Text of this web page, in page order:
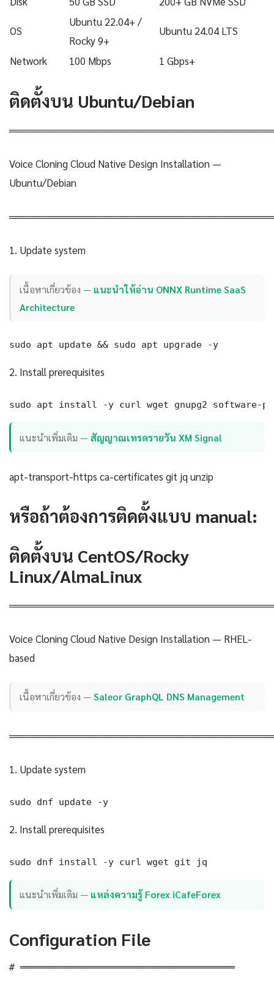
OS
Ubuntu 22.04+ /
Rocky 9+
Ubuntu 24.04 LTS
Network 100 Mbps 1 Gbps+
ติดตั้งบน Ubuntu/Debian
Voice Cloning Cloud Native Design Installation —
Ubuntu/Debian
1. Update system
เนื้อหาเกี่ยวข้อง — แนะนำให้อ่าน ONNX Runtime SaaS
Architecture
sudo apt update && sudo apt upgrade -y
2. Install prerequisites
sudo apt install -y curl wget gnupg2 software-
แนะนำเพิ่มเติม —สัญญาณเทรดรายวัน XM Signal
apt-transport-https ca-certificates git jq unzip
หรือถ้าต้องการติดตั้งแบบ manual:
ติดตั้งบน CentOS/Rocky
Linux/AlmaLinux
Voice Cloning Cloud Native Design Installation — RHEL-
based
เนื้อหาเกี่ยวข้อง —Saleor GraphQL DNS Management
1. Update system
sudo dnf update -y
2. Install prerequisites
sudo dnf install -y curl wget git jq
แนะนำเพิ่มเติม — แหล่งความรู้ Forex iCafeForex
Configuration File
# ═══════════════════════════════════════